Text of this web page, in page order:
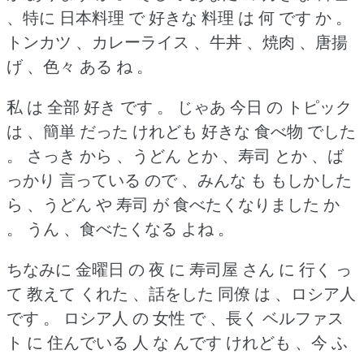
、特に 日本料理 で 好きな 料理 は 何 です か 。
トンカツ 、カレーライス 、牛丼 、焼肉 、唐揚
げ 、色々 ある ね 。
私 は 全部 好き です 。
じゃあ 今日 の トピック
は 、簡単 だった けれども 好きな 食べ物 でした
。
さっき から 、うどん とか 、寿司 とか 、ば
っかり 言っている ので 、みんな も もしかした
ら 、うどん や 寿司 が 食べたくなりました か
。
うん 、食べたくなる よね 。
ちなみに 金曜日 の 夜 に 寿司屋 さん に 行く っ
て 教えて くれた 、話をした 同僚 は 、ロシア人
です 。
ロシア人 の 女性 で 、長く ベルファス
ト に 住んでいる 人 な んです けれども 、今 ふ